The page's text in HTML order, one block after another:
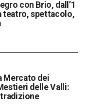
con Brio, dall’1
teatro, spettacolo,
Mercato dei
delle Valli: